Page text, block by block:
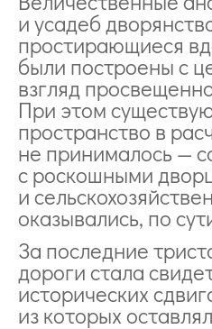
и усадеб
простирающиеся
были построены с
взгляд
При этом
пространство в
не принималось —
с роскошными
и
оказывались, по
За последние
дороги стала
исторических
из которых